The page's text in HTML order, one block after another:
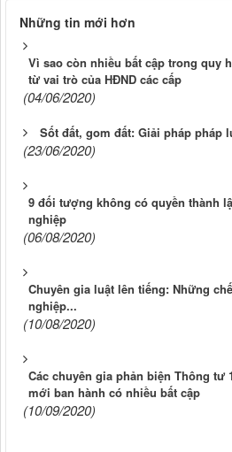
Những tin mới hơn
Vì sao còn nhiều bất cập trong quy
từ vai trò của HĐND các cấp
(04/06/2020)
Sốt đất, gom đất: Giải pháp pháp
(23/06/2020)
9 đối tượng không có quyền thành
nghiệp
(06/08/2020)
Chuyên gia luật lên tiếng: Những
nghiệp...
(10/08/2020)
Các chuyên gia phản biện Thông tư
mới ban hành có nhiều bất cập
(10/09/2020)